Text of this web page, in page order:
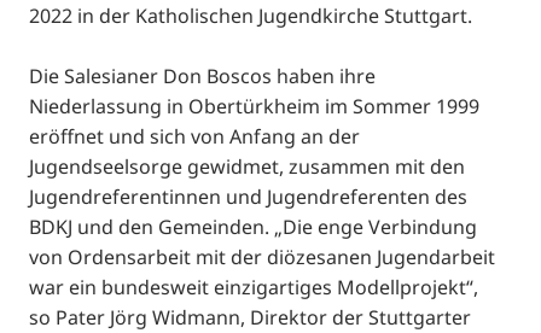
2022 in der Katholischen Jugendkirche Stuttgart.
Die Salesianer Don Boscos haben ihre
Niederlassung in Obertürkheim im Sommer 1999
eröffnet und sich von Anfang an der
Jugendseelsorge gewidmet, zusammen mit den
Jugendreferentinnen und Jugendreferenten des
BDKJ und den Gemeinden. „Die enge Verbindung
von Ordensarbeit mit der diözesanen Jugendarbeit
war ein bundesweit einzigartiges Modellprojekt“,
so Pater Jörg Widmann, Direktor der Stuttgarter